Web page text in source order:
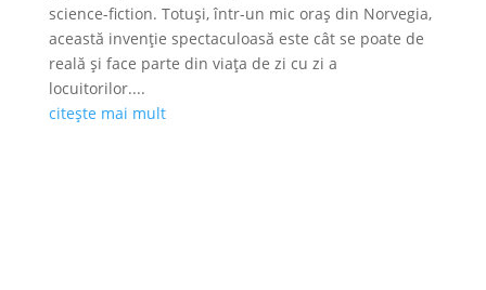
science-fiction. Totuși, într-un mic oraș din Norvegia,
această invenție spectaculoasă este cât se poate de
reală și face parte din viața de zi cu zi a
locuitorilor....
citește mai mult